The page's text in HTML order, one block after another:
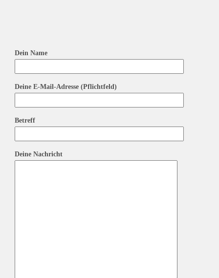
Dein Name
Deine E-Mail-Adresse (Pflichtfeld)
Betreff
Deine Nachricht